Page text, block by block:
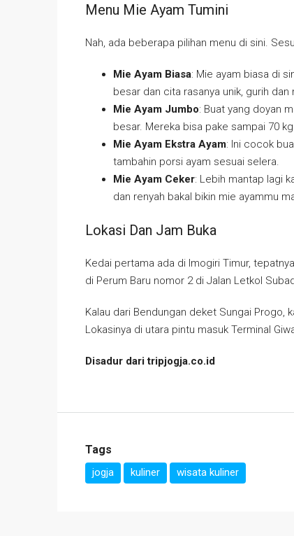
Menu Mie Ayam Tumini
Nah, ada beberapa pilihan menu di sini.
Mie Ayam Biasa: Mie ayam biasa di
besar dan cita rasanya unik, gurih dan
Mie Ayam Jumbo: Buat yang doyan
besar. Mereka bisa pake sampai 70
Mie Ayam Ekstra Ayam: Ini cocok
tambahin porsi ayam sesuai selera.
Mie Ayam Ceker: Lebih mantap lagi
dan renyah bakal bikin mie ayammu
Lokasi Dan Jam Buka
Kedai pertama ada di Imogiri Timur,
di Perum Baru nomor 2 di Jalan Letkol
Kalau dari Bendungan deket Sungai Progo,
Lokasinya di utara pintu masuk Terminal
Disadur dari tripjogja.co.id
Tags
jogja kuliner wisata kuliner